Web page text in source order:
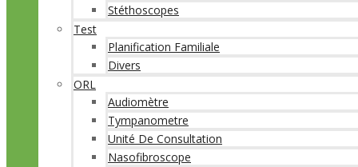
Stéthoscopes
Test
Planification Familiale
Divers
ORL
Audiomètre
Tympanometre
Unité De Consultation
Nasofibroscope